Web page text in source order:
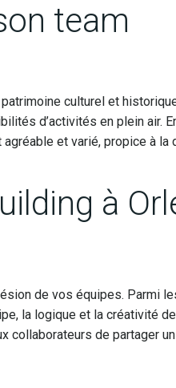
team
culturel et
d’activités en plein air.
et varié, propice à la
à
de vos équipes. Parmi
la logique et la créativité
collaborateurs de partager